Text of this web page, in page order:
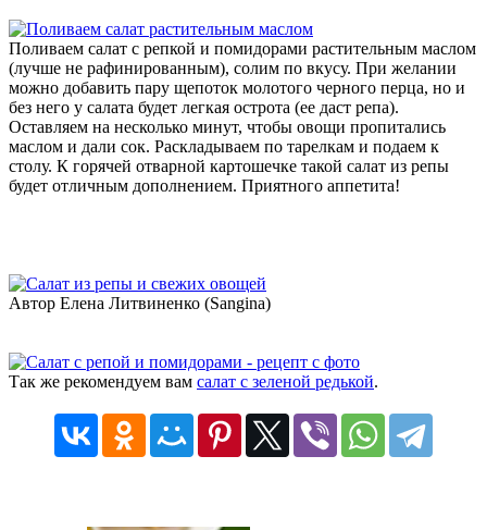
Поливаем салат с репкой и помидорами растительным маслом
(лучше не рафинированным), солим по вкусу. При желании
можно добавить пару щепоток молотого черного перца, но и
без него у салата будет легкая острота (ее даст репа).
Оставляем на несколько минут, чтобы овощи пропитались
маслом и дали сок. Раскладываем по тарелкам и подаем к
столу. К горячей отварной картошечке такой салат из репы
будет отличным дополнением. Приятного аппетита!
Автор Елена Литвиненко (Sangina)
Так же рекомендуем вам салат с зеленой редькой.